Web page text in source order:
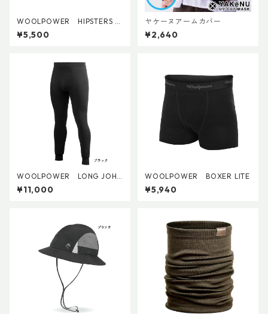
WOOLPOWER HIPSTERS LI
TE (W's)
¥5,500
ヤケーヌアームカバー
¥2,640
WOOLPOWER LONG JOHN
S 200
¥11,000
WOOLPOWER BOXER LITE
¥5,940